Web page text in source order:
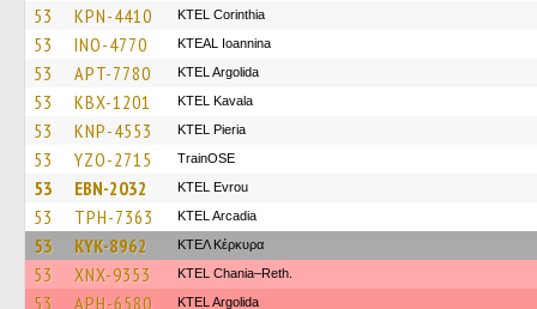
53 KPN-4410 KTEL Corinthia
53 INO-4770 KTEAL Ioannina
53 APT-7780 KTEL Argolida
53 KBX-1201 KTEL Kavala
53 KNP-4553 KTEL Pieria
53 YZO-2715 TrainΟSE
53 EBN-2032 KTEL Evrou
53 TPH-7363 KTEL Arcadia
53 KYK-8962 ΚΤΕΛ Κέρκυρα
53 XNX-9353 KTEL Chania–Reth.
53 APH-6580 KTEL Argolida